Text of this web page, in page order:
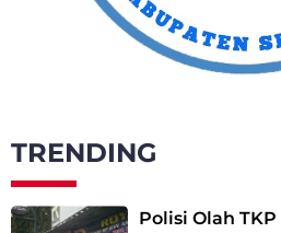
TRENDING
Polisi Olah